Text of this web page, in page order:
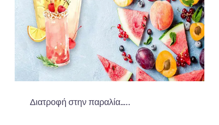
Διατροφή στην παραλία…..